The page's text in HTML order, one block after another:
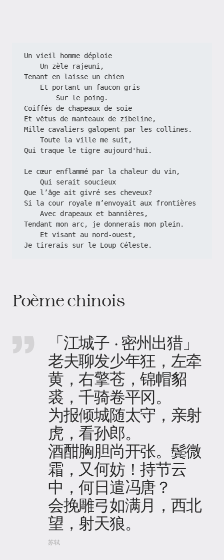
Un vieil homme déploie
    Un zèle rajeuni,
Tenant en laisse un chien
    Et portant un faucon gris
        Sur le poing.
Coiffés de chapeaux de soie
Et vêtus de manteaux de zibeline,
Mille cavaliers galopent par les collines.
    Toute la ville me suit,
Qui traque le tigre aujourd'hui.
Le cœur enflammé par la chaleur du vin,
    Qui serait soucieux
Que l’âge ait givré ses cheveux?
Si la cour royale m’envoyait aux frontières
    Avec drapeaux et bannières,
Tendant mon arc, je donnerais mon plein.
    Et visant au nord-ouest,
Je tirerais sur le Loup Céleste.
Poème chinois
「江城子 · 密州出猎」
老夫聊发少年狂，左牵
黄，右擎苍，锦帽貂
裘，千骑卷平冈。
为报倾城随太守，亲射
虎，看孙郎。
酒酣胸胆尚开张。鬓微
霜，又何妨！持节云
中，何日遣冯唐？
会挽雕弓如满月，西北
望，射天狼。
苏轼